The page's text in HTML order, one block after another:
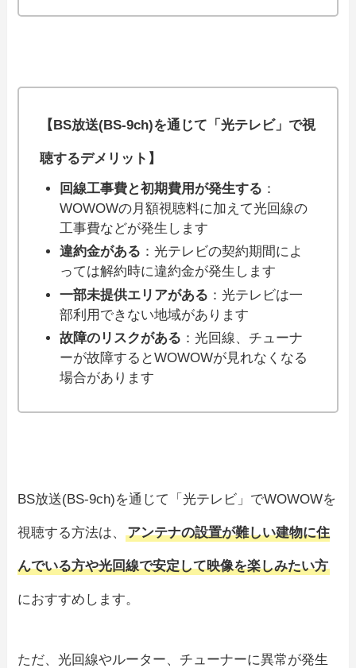
【BS放送(BS-9ch)を通じて「光テレビ」で視
聴するデメリット】
回線工事費と初期費用が発生する ：
WOWOWの月額視聴料に加えて光回線の
工事費などが発生します
違約金がある ：光テレビの契約期間によ
っては解約時に違約金が発生します
一部未提供エリアがある ：光テレビは一
部利用できない地域があります
故障のリスクがある ：光回線、チューナ
ーが故障するとWOWOWが見れなくなる
場合があります
BS放送(BS-9ch)を通じて「光テレビ」でWOWOWを
視聴する方法は、アンテナの設置が難しい建物に住
んでいる方や光回線で安定して映像を楽しみたい方
におすすめします。
ただ、光回線やルーター、チューナーに異常が発生